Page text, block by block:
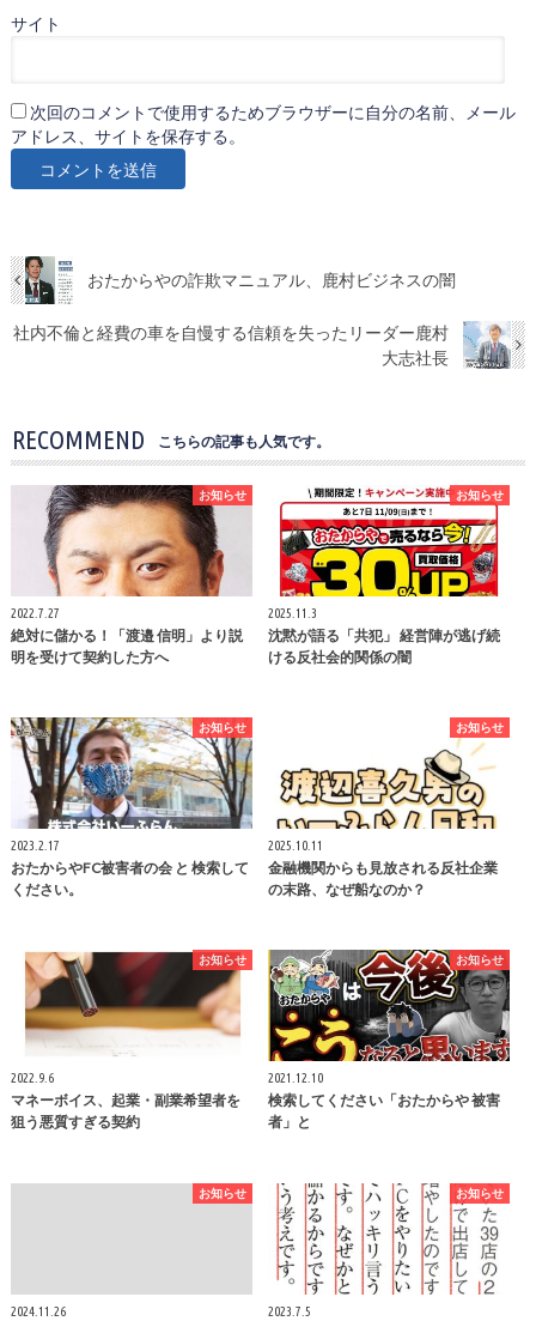
サイト
次回のコメントで使用するためブラウザーに自分の名前、メール
アドレス、サイトを保存する。
おたからやの詐欺マニュアル、鹿村ビジネスの闇
社内不倫と経費の車を自慢する信頼を失ったリーダー鹿村
大志社長
RECOMMEND こちらの記事も人気です。
お知らせ
2022.7.27
絶対に儲かる！「渡邉 信明」より説
明を受けて契約した方へ
お知らせ
2025.11.3
沈黙が語る「共犯」 経営陣が逃げ続
ける反社会的関係の闇
お知らせ
2023.2.17
おたからやFC被害者の会 と 検索して
ください。
お知らせ
2025.10.11
金融機関からも見放される反社企業
の末路、なぜ船なのか？
お知らせ
2022.9.6
マネーボイス、起業・副業希望者を
狙う悪質すぎる契約
お知らせ
2021.12.10
検索してください「おたからや 被害
者」と
お知らせ
2024.11.26
お知らせ
2023.7.5